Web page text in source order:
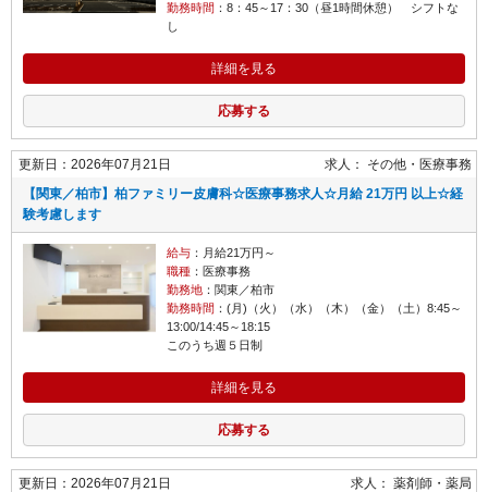
勤務時間 ：8：45～17：30（昼1時間休憩） シフトな
し
詳細を見る
応募する
更新日：2026年07月21日 求人： その他
医療事務
【関東／柏市】柏ファミリー皮膚科☆医療事務求人☆月給 21万円 以上☆経
験考慮します
給与：月給21万円～
職種：医療事務
勤務地：関東／柏市
勤務時間 ：(月)（火）（水）（木）（金）（土）8:45～
13:00/14:45～18:15
このうち週５日制
詳細を見る
応募する
更新日：2026年07月21日 求人： 薬剤師
薬局